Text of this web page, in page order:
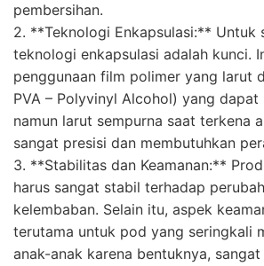
pembersihan.
2. **Teknologi Enkapsulasi:** Untuk
teknologi enkapsulasi adalah kunci.
penggunaan film polimer yang larut
PVA – Polyvinyl Alcohol) yang dapat
namun larut sempurna saat terkena
sangat presisi dan membutuhkan
3. **Stabilitas dan Keamanan:**
harus sangat stabil terhadap
kelembaban. Selain itu, aspek
terutama untuk pod yang seringkali
anak-anak karena bentuknya,